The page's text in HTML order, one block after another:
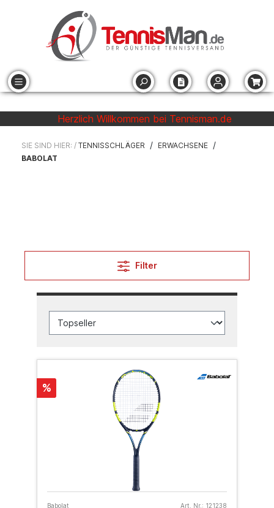
Herzlich Willkommen bei Tennisman.de
SIE SIND HIER: / TENNISSCHLÄGER / ERWACHSENE /
BABOLAT
Filter
%
Babolat Art. Nr.: 121238